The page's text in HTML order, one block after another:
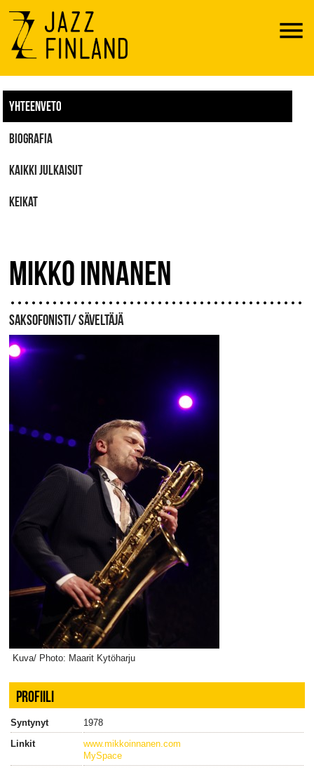
Menu
YHTEENVETO
BIOGRAFIA
KAIKKI JULKAISUT
KEIKAT
MIKKO INNANEN
SAKSOFONISTI/ SÄVELTÄJÄ
Kuva/ Photo: Maarit Kytöharju
PROFIILI
Syntynyt
1978
Linkit
www.mikkoinnanen.com
MySpace